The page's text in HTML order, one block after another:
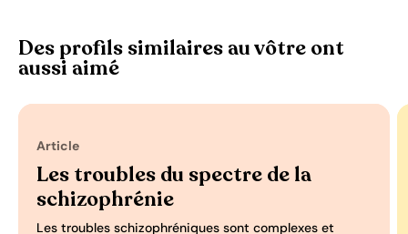
Des profils similaires au vôtre ont
aussi aimé
Article
Les troubles du spectre de la
schizophrénie
Les troubles schizophréniques sont complexes et